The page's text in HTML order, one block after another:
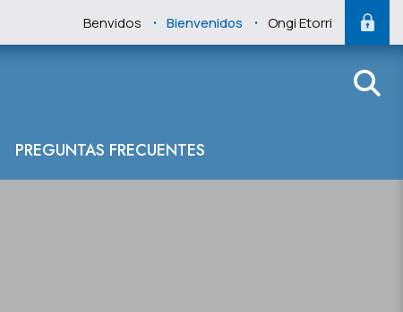
Benvidos . Bienvenidos . Ongi Etorri
PREGUNTAS FRECUENTES